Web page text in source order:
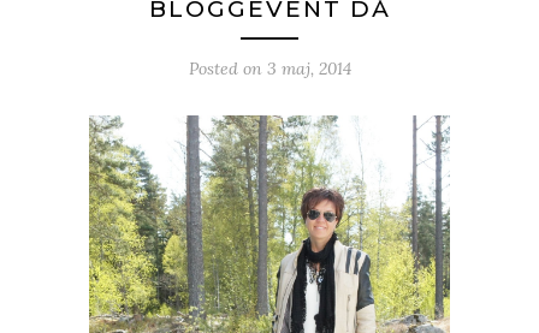
BLOGGEVENT DÅ
Posted on 3 maj, 2014